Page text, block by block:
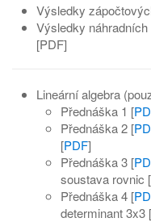
Výsledky
Výsledky
[PDF]
Lineární algebra
Přednáška 1 [
Přednáška 2 [
[PDF]
Přednáška 3 [
soustava rovnic [
Přednáška 4 [
determinant 3x3 [